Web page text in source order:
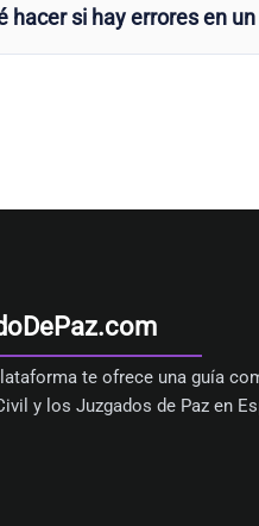
hacer si hay errores en
te ofrece una guía
y los Juzgados de Paz en